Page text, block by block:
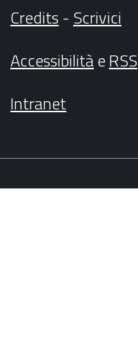
Credits- Scrivici
AccessibilitàeRSS
Intranet